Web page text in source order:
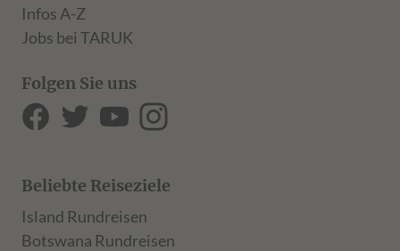
Infos A-Z
Jobs bei TARUK
Folgen Sie uns
Beliebte Reiseziele
Island Rundreisen
Botswana Rundreisen